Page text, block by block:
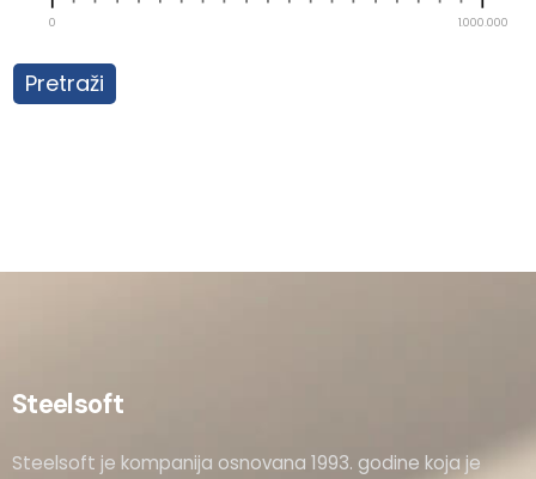
0 1.000.000
Pretraži
Steelsoft
Steelsoft je kompanija osnovana 1993. godine koja je